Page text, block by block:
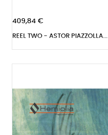
409,84 €
REEL TWO - ASTOR PIAZZOLLA...